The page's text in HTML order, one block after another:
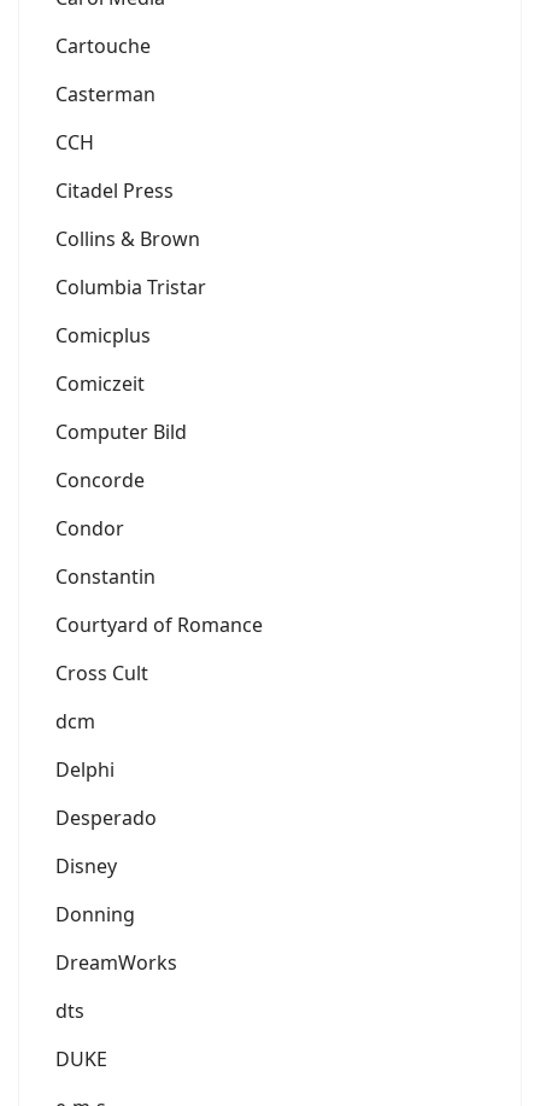
Cartouche
Casterman
CCH
Citadel Press
Collins & Brown
Columbia Tristar
Comicplus
Comiczeit
Computer Bild
Concorde
Condor
Constantin
Courtyard of Romance
Cross Cult
dcm
Delphi
Desperado
Disney
Donning
DreamWorks
dts
DUKE